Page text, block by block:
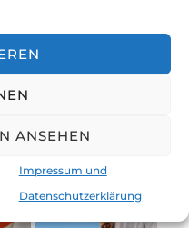
ANSEHEN
Impressum und
Datenschutzerklärung
oder
Nationalitäten, von